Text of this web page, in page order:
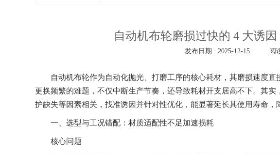
自动机布轮磨损过快的 4 大诱
发布日期 : 2025-12-15 阅
自动机布轮作为自动化抛光、打磨工序的核心耗材，其磨损速度直
更换频繁的难题，不仅中断生产节奏，还导致耗材开支居高不下。其
护缺失等因素相关，找准诱因并针对性优化，能显著延长其使用寿命，
一、选型与工况错配：材质适配性不足加速损耗
核心问题